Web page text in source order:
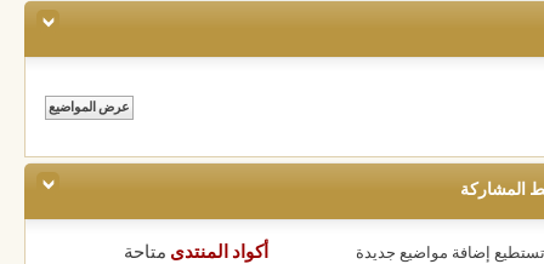
المشاركة
تستطيع إضافة مواضيع جديدة أكواد المنتدى متاحة